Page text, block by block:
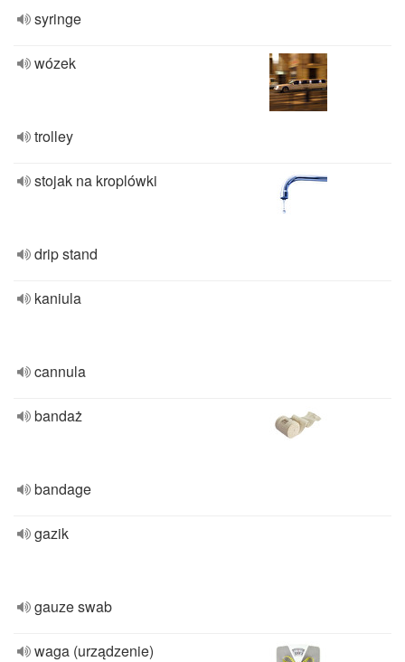
syringe
wózek
trolley
stojak na kroplówki
drip stand
kaniula
cannula
bandaż
bandage
gazik
gauze swab
waga (urządzenie)